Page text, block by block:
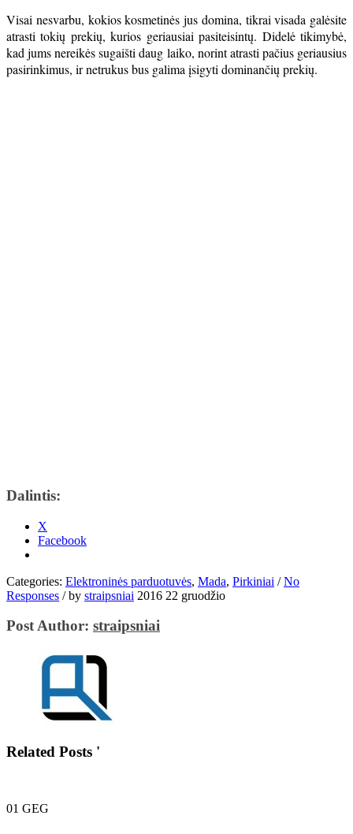
Visai nesvarbu, kokios kosmetinės jus domina, tikrai visada galėsite
atrasti tokių prekių, kurios geriausiai pasiteisintų. Didelė tikimybė,
kad jums nereikės sugaišti daug laiko, norint atrasti pačius geriausius
pasirinkimus, ir netrukus bus galima įsigyti dominančių prekių.
Dalintis:
X
Facebook
Categories: Elektroninės parduotuvės, Mada, Pirkiniai / No
Responses /by straipsniai 2016 22 gruodžio
Post Author: straipsniai
Related Posts '
01 GEG